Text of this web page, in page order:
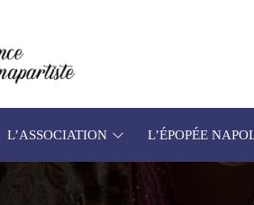
L’ASSOCIATION L’ÉPOPÉE